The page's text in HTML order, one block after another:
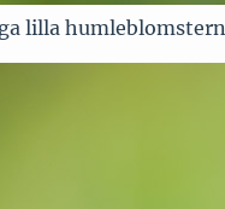
lilla humleblomstern